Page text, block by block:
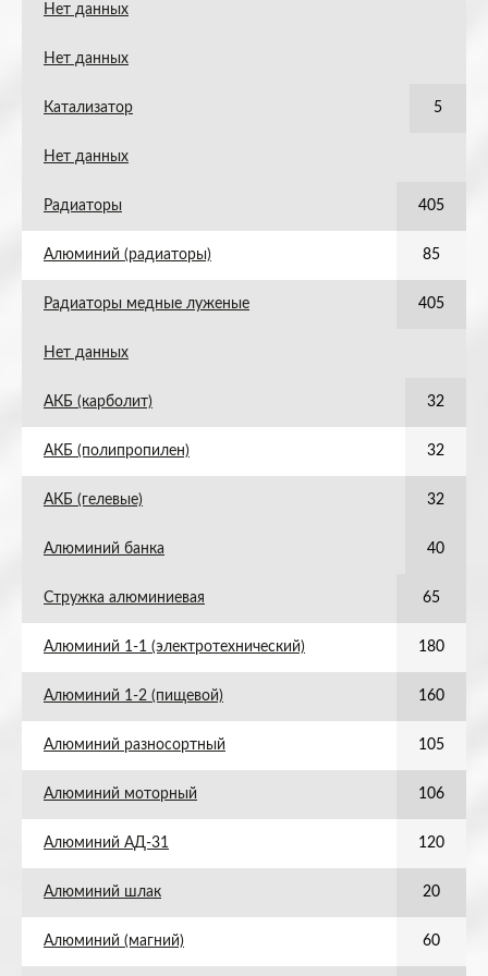
Нет данных
Нет данных
Катализатор 5
Нет данных
Радиаторы 405
Алюминий (радиаторы) 85
Радиаторы медные луженые 405
Нет данных
АКБ (карболит) 32
АКБ (полипропилен) 32
АКБ (гелевые) 32
Алюминий банка 40
Стружка алюминиевая 65
Алюминий 1-1 (электротехнический) 180
Алюминий 1-2 (пищевой) 160
Алюминий разносортный 105
Алюминий моторный 106
Алюминий АД-31 120
Алюминий шлак 20
Алюминий (магний) 60